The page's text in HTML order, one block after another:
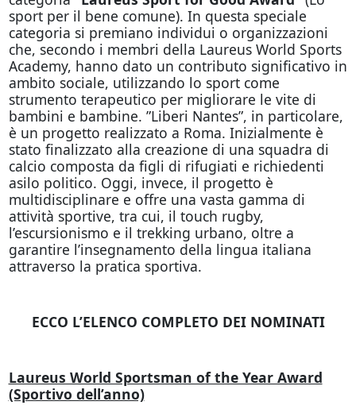
sport per il bene comune). In questa speciale
categoria si premiano individui o organizzazioni
che, secondo i membri della Laureus World Sports
Academy, hanno dato un contributo significativo in
ambito sociale, utilizzando lo sport come
strumento terapeutico per migliorare le vite di
bambini e bambine. ”Liberi Nantes”, in particolare,
è un progetto realizzato a Roma. Inizialmente è
stato finalizzato alla creazione di una squadra di
calcio composta da figli di rifugiati e richiedenti
asilo politico. Oggi, invece, il progetto è
multidisciplinare e offre una vasta gamma di
attività sportive, tra cui, il touch rugby,
l’escursionismo e il trekking urbano, oltre a
garantire l’insegnamento della lingua italiana
attraverso la pratica sportiva.
ECCO L’ELENCO COMPLETO DEI NOMINATI
Laureus World Sportsman of the Year Award
(Sportivo dell’anno)